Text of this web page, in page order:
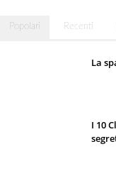
Popolari Recenti
La
I 10